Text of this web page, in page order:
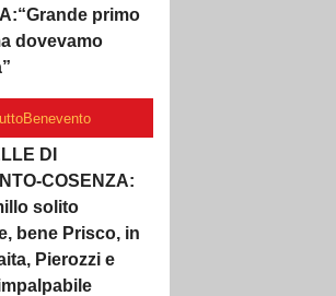
primo
dovevamo
DI
COSENZA:
solito
bene Prisco, in
Pierozzi e